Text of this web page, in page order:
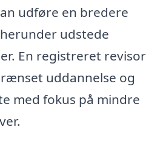
udføre en bredere
udstede
En registreret revisor
uddannelse og
med fokus på mindre